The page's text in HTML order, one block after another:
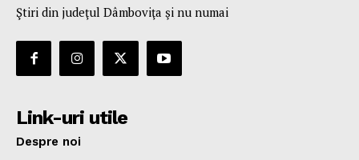
Ştiri din judeţul Dâmboviţa şi nu numai
Link-uri utile
Despre noi